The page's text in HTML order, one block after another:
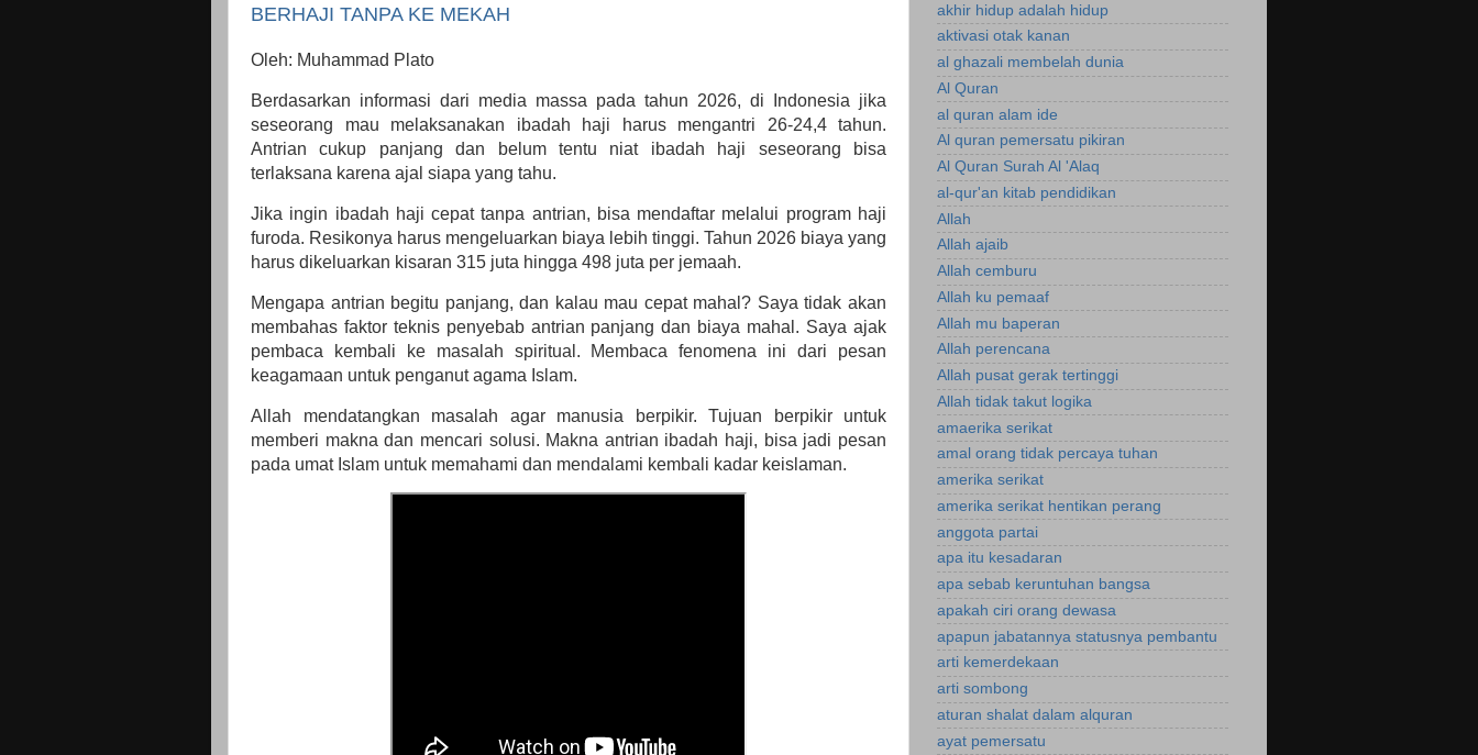
BERHAJI TANPA KE MEKAH
Oleh: Muhammad Plato
Berdasarkan informasi dari media massa pada tahun 2026, di Indonesia jika
seseorang mau melaksanakan ibadah haji harus mengantri 26-24,4 tahun.
Antrian cukup panjang dan belum tentu niat ibadah haji seseorang bisa
terlaksana karena ajal siapa yang tahu.
Jika ingin ibadah haji cepat tanpa antrian, bisa mendaftar melalui program haji
furoda. Resikonya harus mengeluarkan biaya lebih tinggi. Tahun 2026 biaya yang
harus dikeluarkan kisaran 315 juta hingga 498 juta per jemaah.
Mengapa antrian begitu panjang, dan kalau mau cepat mahal? Saya tidak akan
membahas faktor teknis penyebab antrian panjang dan biaya mahal. Saya ajak
pembaca kembali ke masalah spiritual. Membaca fenomena ini dari pesan
keagamaan untuk penganut agama Islam.
Allah mendatangkan masalah agar manusia berpikir. Tujuan berpikir untuk
memberi makna dan mencari solusi. Makna antrian ibadah haji, bisa jadi pesan
pada umat Islam untuk memahami dan mendalami kembali kadar keislaman.
akhir hidup adalah hidup
aktivasi otak kanan
al ghazali membelah dunia
Al Quran
al quran alam ide
Al quran pemersatu pikiran
Al Quran Surah Al 'Alaq
al-qur'an kitab pendidikan
Allah
Allah ajaib
Allah cemburu
Allah ku pemaaf
Allah mu baperan
Allah perencana
Allah pusat gerak tertinggi
Allah tidak takut logika
amaerika serikat
amal orang tidak percaya tuhan
amerika serikat
amerika serikat hentikan perang
anggota partai
apa itu kesadaran
apa sebab keruntuhan bangsa
apakah ciri orang dewasa
apapun jabatannya statusnya pembantu
arti kemerdekaan
arti sombong
aturan shalat dalam alquran
ayat pemersatu